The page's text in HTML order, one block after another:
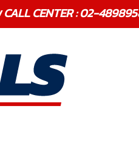
CENTER : 02-